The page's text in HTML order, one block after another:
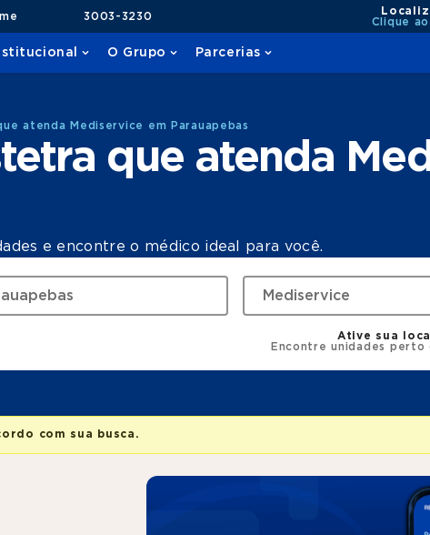
3003-3230
Clique
O Grupo Parcerias
atenda Mediservice em Parauapebas
que atenda
e encontre o médico ideal para você.
Ative sua
Encontre unidades perto
com sua busca.